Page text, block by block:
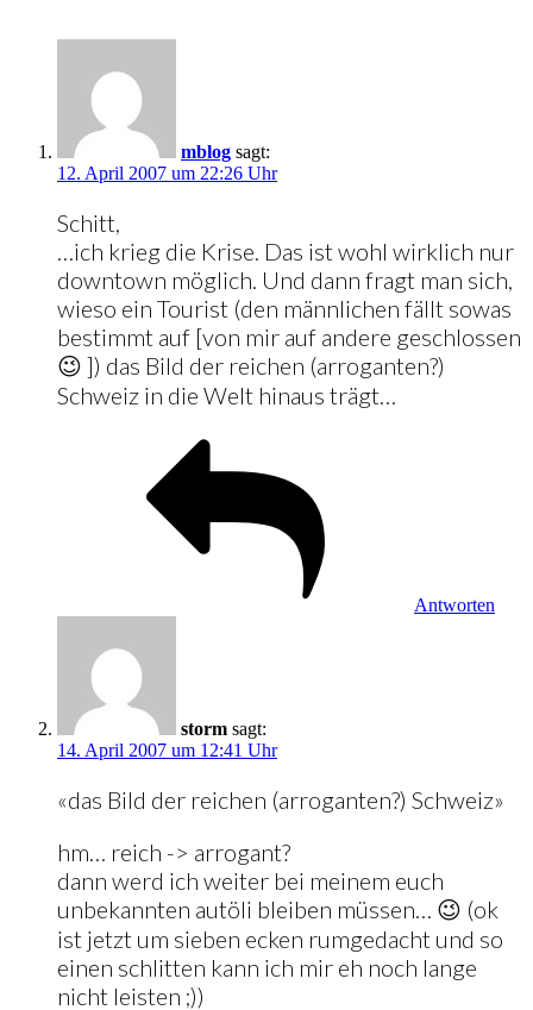
mblog sagt:
12. April 2007 um 22:26 Uhr
Schitt,
…ich krieg die Krise. Das ist wohl wirklich nur
downtown möglich. Und dann fragt man sich,
wieso ein Tourist (den männlichen fällt sowas
bestimmt auf [von mir auf andere geschlossen
😉 ]) das Bild der reichen (arroganten?)
Schweiz in die Welt hinaus trägt…
Antworten
storm sagt:
14. April 2007 um 12:41 Uhr
«das Bild der reichen (arroganten?) Schweiz»
hm… reich -> arrogant?
dann werd ich weiter bei meinem euch
unbekannten autöli bleiben müssen… 😉 (ok
ist jetzt um sieben ecken rumgedacht und so
einen schlitten kann ich mir eh noch lange
nicht leisten ;))